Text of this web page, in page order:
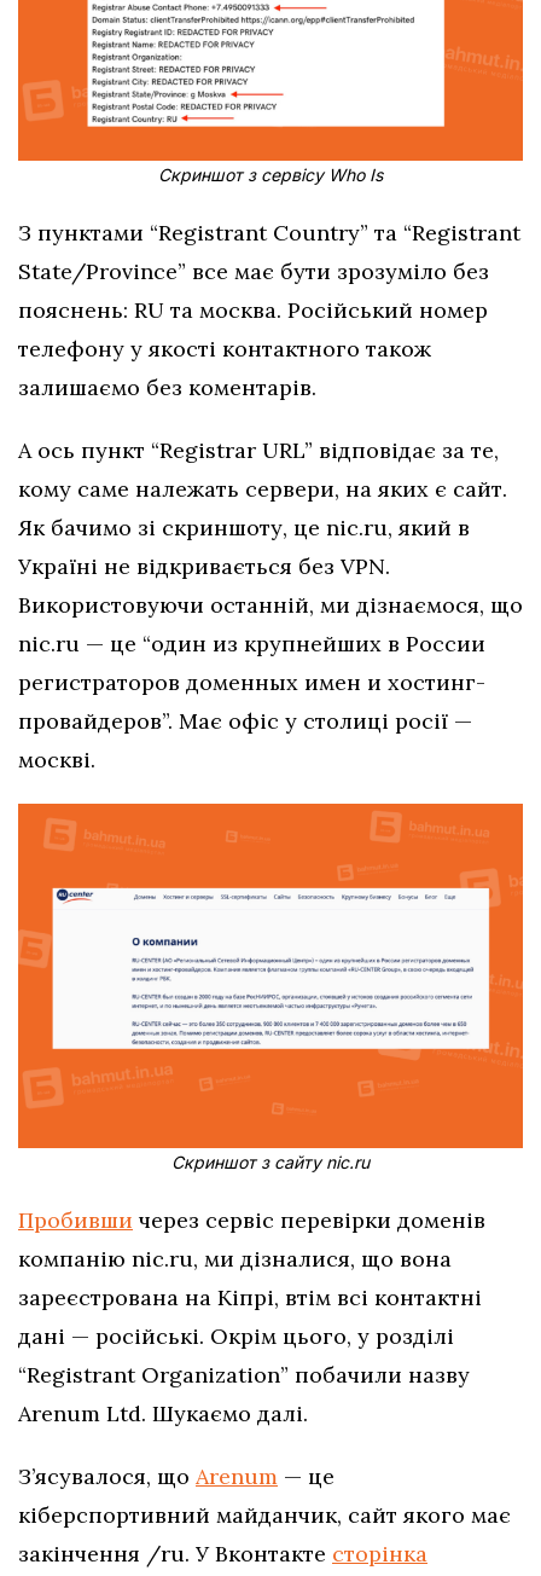
Скриншот з сервісу Who Is
З пунктами “Registrant Country” та “Registrant
State/Province” все має бути зрозуміло без
пояснень: RU та москва. Російський номер
телефону у якості контактного також
залишаємо без коментарів.
А ось пункт “Registrar URL” відповідає за те,
кому саме належать сервери, на яких є сайт.
Як бачимо зі скриншоту, це nic.ru, який в
Україні не відкривається без VPN.
Використовуючи останній, ми дізнаємося, що
nic.ru — це “один из крупнейших в России
регистраторов доменных имен и хостинг-
провайдеров”. Має офіс у столиці росії —
москві.
Скриншот з сайту nic.ru
Пробивши через сервіс перевірки доменів
компанію nic.ru, ми дізналися, що вона
зареєстрована на Кіпрі, втім всі контактні
дані — російські. Окрім цього, у розділі
“Registrant Organization” побачили назву
Arenum Ltd. Шукаємо далі.
З’ясувалося, що Arenum — це
кіберспортивний майданчик, сайт якого має
закінчення /ru. У Вконтакте сторінка